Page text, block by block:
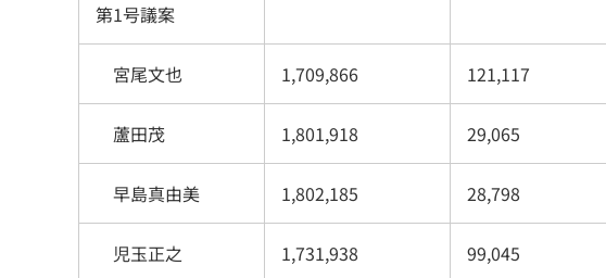
第1号議案
宮尾文也 1,709,866 121,117
蘆田茂 1,801,918 29,065
早島真由美 1,802,185 28,798
児玉正之 1,731,938 99,045